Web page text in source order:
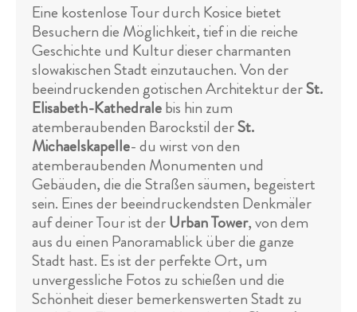
Eine kostenlose Tour durch Kosice bietet
Besuchern die Möglichkeit, tief in die reiche
Geschichte und Kultur dieser charmanten
slowakischen Stadt einzutauchen. Von der
beeindruckenden gotischen Architektur derSt.
Elisabeth-Kathedralebis hin zum
atemberaubenden Barockstil derSt.
Michaelskapelle- du wirst von den
atemberaubenden Monumenten und
Gebäuden, die die Straßen säumen, begeistert
sein. Eines der beeindruckendsten Denkmäler
auf deiner Tour ist derUrban Tower, von dem
aus du einen Panoramablick über die ganze
Stadt hast. Es ist der perfekte Ort, um
unvergessliche Fotos zu schießen und die
Schönheit dieser bemerkenswerten Stadt zu